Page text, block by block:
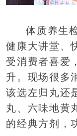
体质养生
健康大讲堂、
受消费者喜爱
升。现场很多
该选左归丸还
丸、六味地黄
的经典方剂，